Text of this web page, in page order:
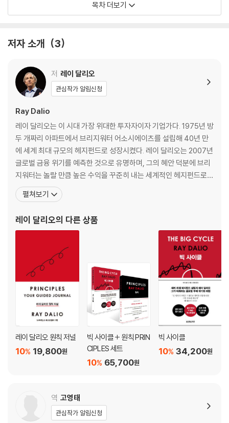
6. 혜택에 대한 보답: 2011-2015
1. 현실을 수용하고 대응하라
2. 인생에서 원하는 것을 얻기 위해 5단계 과정을 활용하라
3. 극단적으로 개방적인 생각을 가져라
4. 사람들의 뇌는 서로 다르게 작동한다는 것을 이해하라
5. 효율적으로 결정하는 방법을 배워라
인생의 원칙: 종합 정리
인생의 원칙에 관한 요약과 차례
일의 원칙에 관한 요약과 차례
올바른 문화를 만드는 방법
1. 극단적 진실과 극단적 투명성을 믿어라
2. 의미 있는 일과 의미 있는 관계를 구축하라
3. 실수는 용인되지만, 실수에서 교훈을 얻지 못하는 것은 용납할 수 없는
문화를 만들어라
4. 조화를 이룩하고 유지하라
5. 신뢰도가 결정에 영향력을 미친다
6. 견해 차이를 극복하는 방법을 배워라
7. ‘누구’인가가 ‘무엇’보다 더 중요하다는것을 기억하라
8. 잘못된 채용의 대가는 막대하기 때문에 올바른 사람을 고용하라
9. 사람들을 끊임없이 교육하고 검증하고 평가하고 분류하라
당신의 조직을 만들고 발전시키기
10. 목표를 달성하려면 기계를 작동시키는 것처럼 조직을 관리하라
목차 더보기
저자 소개 3
저 레이 달리오
관심작가 알림신청
Ray Dalio
레이 달리오는 이 시대 가장 위대한 투자자이자 기업가다. 1975년 방
두 개짜리 아파트에서 브리지워터 어소시에이츠를 설립해 40년 만
에 세계 최대 규모의 헤지펀드로 성장시켰다. 레이 달리오는 2007년
글로벌 금융 위기를 예측한 것으로 유명하며, 그의 혜안 덕분에 브리
지워터는 놀랄 만큼 높은 수익을 꾸준히 내는 세계적인 헤지펀드로
성장했다. 그는 타임지가 선정한 세계에서 가장 영향력 있는 100대
인물에 선정됐을 뿐만 아니라 포춘이 선정한 세계 100대 부자에 이
헤지펀드의 역사를 새롭게 썼다. ‘이코노미스
펼쳐보기
레이 달리오의 다른 상품
레이 달리오 원칙 저널
19,800원
10%
빅 사이클 + 원칙 PRIN
CIPLES 세트
65,700원
10%
빅 사이클
34,200원
10%
역 고영태
관심작가 알림신청